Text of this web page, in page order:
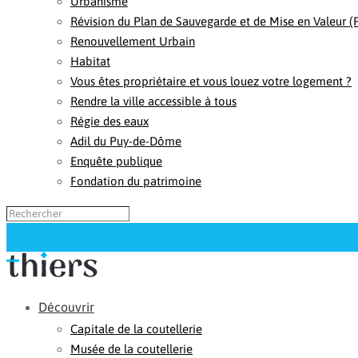
Révision du Plan de Sauvegarde et de Mise en Valeur
Renouvellement Urbain
Habitat
Vous êtes propriétaire et vous louez votre logement ?
Rendre la ville accessible à tous
Régie des eaux
Adil du Puy-de-Dôme
Enquête publique
Fondation du patrimoine
Découvrir
Capitale de la coutellerie
Musée de la coutellerie